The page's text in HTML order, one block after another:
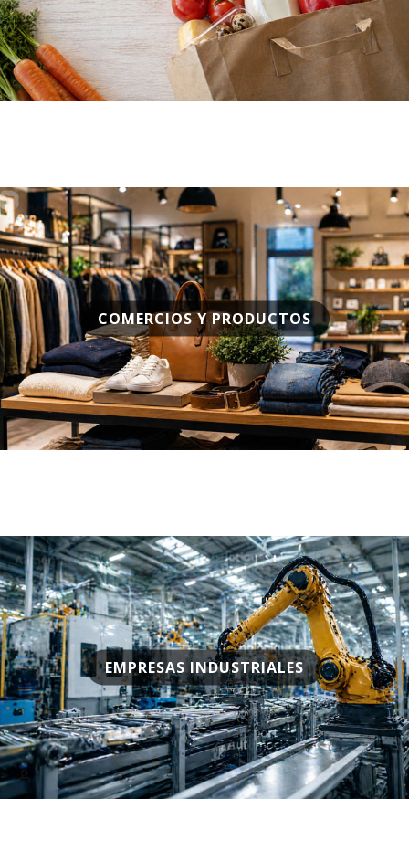
COMERCIOS Y PRODUCTOS
EMPRESAS INDUSTRIALES